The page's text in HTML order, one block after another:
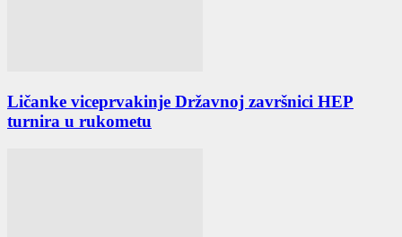
Ličanke viceprvakinje Državnoj završnici HEP
turnira u rukometu